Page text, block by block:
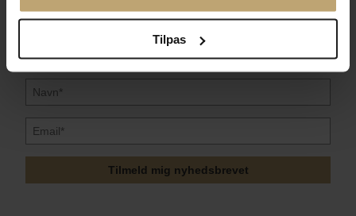
Tilpas
Følg med i vores nyhedsbrev
Læs mere her
Tilmeld mig nyhedsbrevet